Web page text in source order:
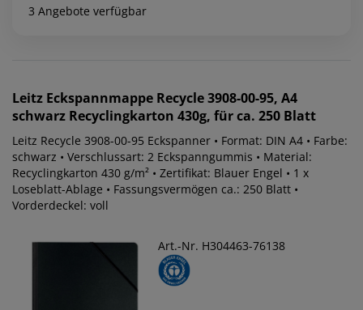
3 Angebote verfügbar
Leitz Eckspannmappe Recycle 3908-00-95, A4
schwarz Recyclingkarton 430g, für ca. 250 Blatt
Leitz Recycle 3908-00-95 Eckspanner • Format: DIN A4 • Farbe:
schwarz • Verschlussart: 2 Eckspanngummis • Material:
Recyclingkarton 430 g/m² • Zertifikat: Blauer Engel • 1 x
Loseblatt-Ablage • Fassungsvermögen ca.: 250 Blatt •
Vorderdeckel: voll
Art.-Nr. H304463-76138